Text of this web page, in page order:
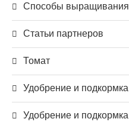
Способы выращивания
Статьи партнеров
Томат
Удобрение и подкормка
Удобрение и подкормка